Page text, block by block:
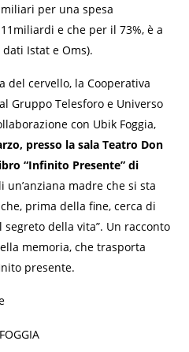
per una spesa
e che per il 73%, è a
Istat e Oms).
del cervello, la Cooperativa
Gruppo Telesforo e Universo
con Ubik Foggia,
presso la sala Teatro Don
“Infinito Presente” di
un’anziana madre che si sta
prima della fine, cerca di
della vita”. Un racconto
memoria, che trasporta
presente.